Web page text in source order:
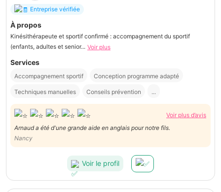
Entreprise vérifiée
À propos
Kinésithérapeute et sportif confirmé : accompagnement du sportif
(enfants, adultes et senior... Voir plus
Services
Accompagnement sportif Conception programme adapté
Techniques manuelles Conseils prévention ...
Voir plus d’avis
Arnaud a été d'une grande aide en anglais pour notre fils.
Nancy
Voir le profil